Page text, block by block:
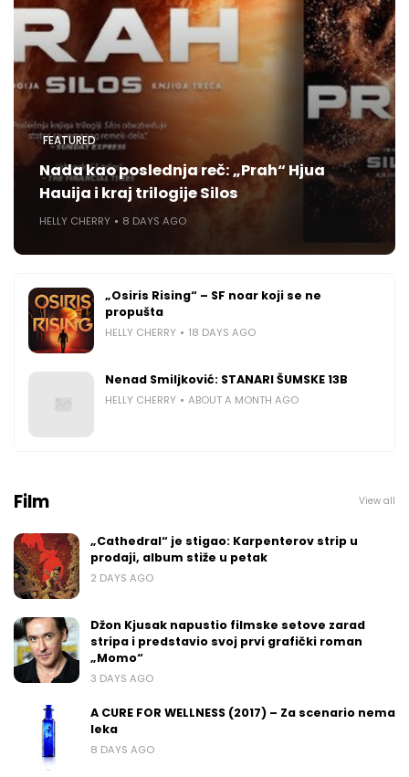
FEATURED
Nada kao poslednja reč: „Prah“ Hjua
Hauija i kraj trilogije Silos
HELLY CHERRY 8 DAYS AGO
„Osiris Rising“ – SF noar koji se ne
propušta
HELLY CHERRY 18 DAYS AGO
Nenad Smiljković: STANARI ŠUMSKE 13B
HELLY CHERRY ABOUT A MONTH AGO
Film View all
„Cathedral“ je stigao: Karpenterov strip u
prodaji, album stiže u petak
2 DAYS AGO
Džon Kjusak napustio filmske setove zarad
stripa i predstavio svoj prvi grafički roman
„Momo“
3 DAYS AGO
A CURE FOR WELLNESS (2017) – Za scenario nema
leka
8 DAYS AGO